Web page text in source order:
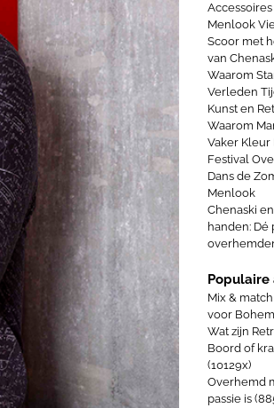
Accessoires
Menlook
Scoor met
van
Waarom
Verleden
Kunst en
Waarom
Vaker Kleur
Festival
Dans de
Menlook
Chenaski
handen:
Mix &
voor
Wat zijn
Boord of
(10129x)
Overhemd
passie is